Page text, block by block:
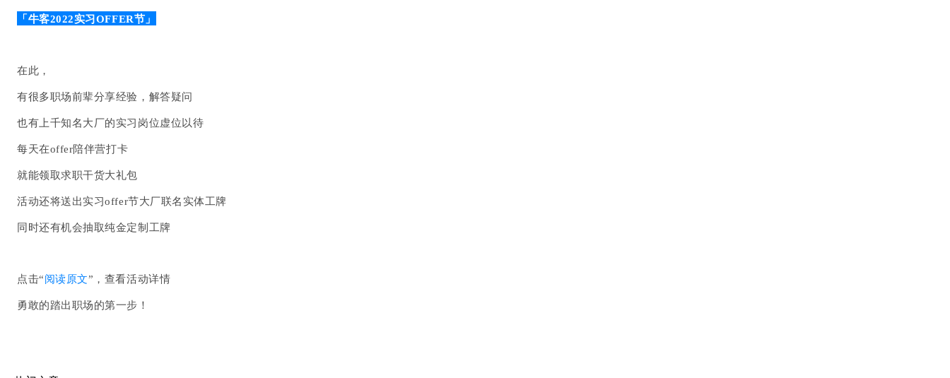
「牛客2022实习OFFER节」
在此，
有很多职场前辈分享经验，解答疑问
也有上千知名大厂的实习岗位虚位以待
每天在offer陪伴营打卡
就能领取求职干货大礼包
活动还将送出实习offer节大厂联名实体工牌
同时还有机会抽取纯金定制工牌
点击“阅读原文”，查看活动详情
勇敢的踏出职场的第一步！